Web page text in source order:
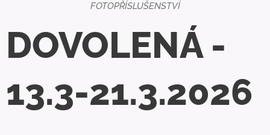
FOTOPŘÍSLUŠENSTVÍ
DOVOLENÁ -
13.3-21.3.2026